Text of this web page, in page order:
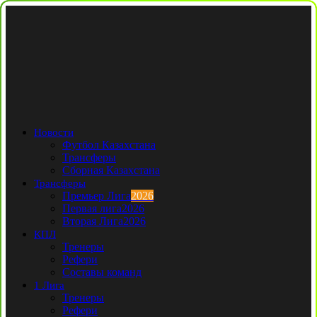
Новости
Футбол Казахстана
Трансферы
Сборная Казахстана
Трансферы
Премьер Лига2026
Первая лига2026
Вторая Лига2026
КПЛ
Тренеры
Рефери
Составы команд
1 Лига
Тренеры
Рефери